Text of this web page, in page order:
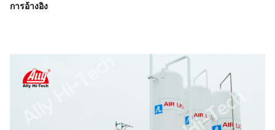
การอ้างอิง